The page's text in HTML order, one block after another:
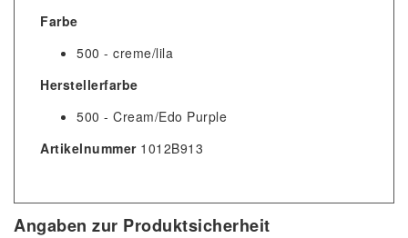
Farbe
500 - creme/lila
Herstellerfarbe
500 - Cream/Edo Purple
Artikelnummer 1012B913
Angaben zur Produktsicherheit